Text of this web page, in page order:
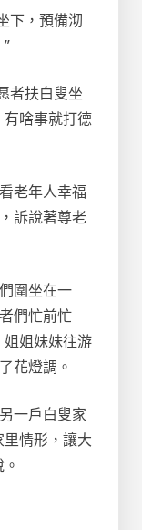
下，預備沏
者扶白叟坐
有啥事就打德
老年人幸福
訴說著尊老
圍坐在一
們忙前忙
姐姐妹妹往游
花燈調。
一戶白叟家
情形，讓大